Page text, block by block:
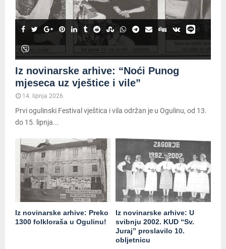
Iz novinarske arhive: “Noći Punog
mjeseca uz vještice i vile”
14. lipnja 2026.
Prvi ogulinski Festival vještica i vila održan je u Ogulinu, od 13.
do 15. lipnja...
Iz novinarske arhive: Preko
1300 folkloraša u Ogulinu!
Iz novinarske arhive: U
svibnju 2002. KUD “Sv.
Juraj” proslavilo 10.
obljetnicu